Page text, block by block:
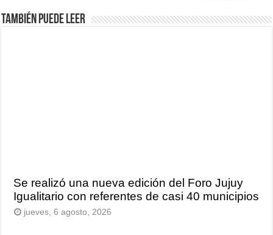
También puede leer
Se realizó una nueva edición del Foro Jujuy
Igualitario con referentes de casi 40 municipios
jueves, 6 agosto, 2026